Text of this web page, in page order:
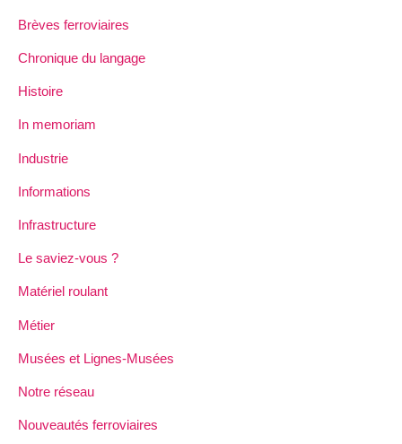
Brèves ferroviaires
Chronique du langage
Histoire
In memoriam
Industrie
Informations
Infrastructure
Le saviez-vous ?
Matériel roulant
Métier
Musées et Lignes-Musées
Notre réseau
Nouveautés ferroviaires